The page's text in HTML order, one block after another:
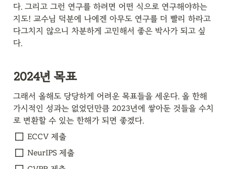
다. 그리고 그런 연구를 하려면 어떤 식으로 연구해야하는
지도! 교수님 덕분에 나에겐 아무도 연구를 더 빨리 하라고
다그치지 않으니 차분하게 고민해서 좋은 박사가 되고 싶
다.
2024년 목표
그래서 올해도 당당하게 어려운 목표들을 세운다. 올 한해
가시적인 성과는 없었던만큼 2023년에 쌓아둔 것들을 수치
로 변환할 수 있는 한해가 되면 좋겠다.
ECCV 제출
NeurIPS 제출